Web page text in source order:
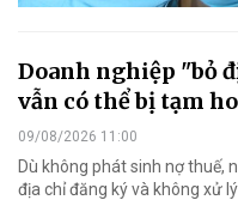
Doanh nghiệp "bỏ
vẫn có thể bị tạm
09/08/2026 11:00
Dù không phát sinh nợ thuế,
địa chỉ đăng ký và không xử